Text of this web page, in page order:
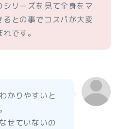
シリーズを見て全身をマ
るとの事でコスパが大変
です。
かりやすいと
せていないの